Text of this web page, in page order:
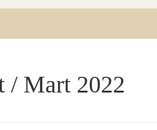
/ Mart 2022